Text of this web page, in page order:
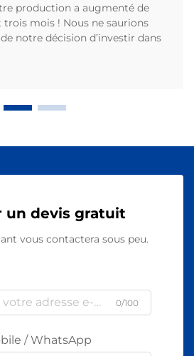
production a augmenté de
trois mois ! Nous ne saurions
notre décision d’investir dans
un devis gratuit
vous contactera sous peu.
0/100
/ WhatsApp